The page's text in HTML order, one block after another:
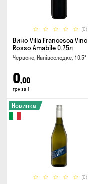
(0)
Вино Villa Francesca Vino
Rosso Amabile 0.75л
Червоне, Напівсолодке, 10.5°
0,00
грн за 1
(0)
Новинка